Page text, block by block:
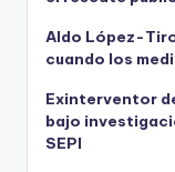
Aldo López-
cuando los
Exinterventor
bajo
SEPI